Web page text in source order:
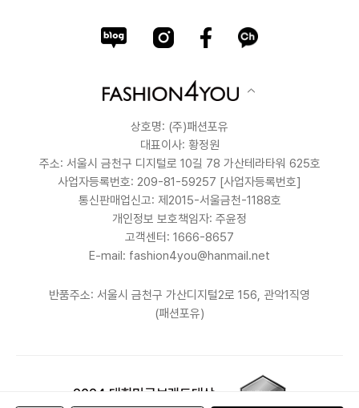
상호명: (주)패션포유
대표이사: 황정원
주소: 서울시 금천구 디지털로 10길 78 가산테라타워 625호
사업자등록번호: 209-81-59257 [사업자등록번호]
통신판매업신고: 제2015-서울금천-1188호
개인정보 보호책임자: 주윤정
고객센터: 1666-8657
E-mail: fashion4you@hanmail.net
반품주소: 서울시 금천구 가산디지털2로 156, 관악1직영
(패션포유)